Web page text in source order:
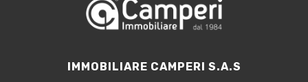
IMMOBILIARE CAMPERI S.A.S